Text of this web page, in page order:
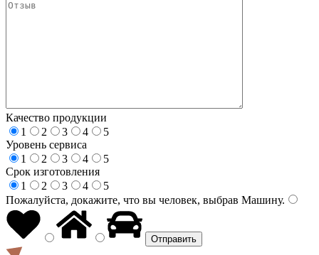
Качество продукции
1
2 3 4
5
Уровень сервиса
1
2 3 4
5
Срок изготовления
1
2 3 4
5
Пожалуйста, докажите, что вы человек, выбрав Машину.